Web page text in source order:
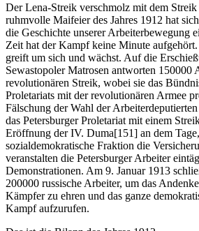
Der Lena-Streik verschmolz mit dem
ruhmvolle Maifeier des Jahres 1912 hat
die Geschichte unserer Arbeiterbewegung
Zeit hat der Kampf keine Minute
greift um sich und wächst. Auf die
Sewastopoler Matrosen antworten 150000
revolutionären Streik, wobei sie das
Proletariats mit der revolutionären Armee
Fälschung der Wahl der
das Petersburger Proletariat mit einem
Eröffnung der IV. Duma[151] an dem
sozialdemokratische Fraktion die
veranstalten die Petersburger Arbeiter
Demonstrationen. Am 9. Januar 1913
200000 russische Arbeiter, um das
Kämpfer zu ehren und das ganze
Kampf aufzurufen.